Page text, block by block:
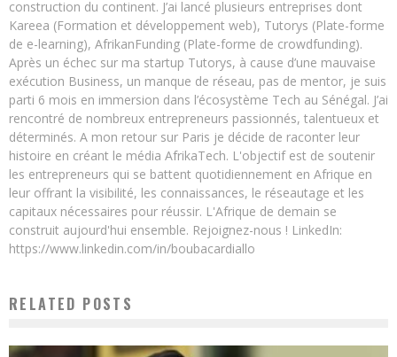
construction du continent. J’ai lancé plusieurs entreprises dont
Kareea (Formation et développement web), Tutorys (Plate-forme
de e-learning), AfrikanFunding (Plate-forme de crowdfunding).
Après un échec sur ma startup Tutorys, à cause d’une mauvaise
exécution Business, un manque de réseau, pas de mentor, je suis
parti 6 mois en immersion dans l’écosystème Tech au Sénégal. J’ai
rencontré de nombreux entrepreneurs passionnés, talentueux et
déterminés. A mon retour sur Paris je décide de raconter leur
histoire en créant le média AfrikaTech. L'objectif est de soutenir
les entrepreneurs qui se battent quotidiennement en Afrique en
leur offrant la visibilité, les connaissances, le réseautage et les
capitaux nécessaires pour réussir. L'Afrique de demain se
construit aujourd'hui ensemble. Rejoignez-nous ! LinkedIn:
https://www.linkedin.com/in/boubacardiallo
RELATED POSTS